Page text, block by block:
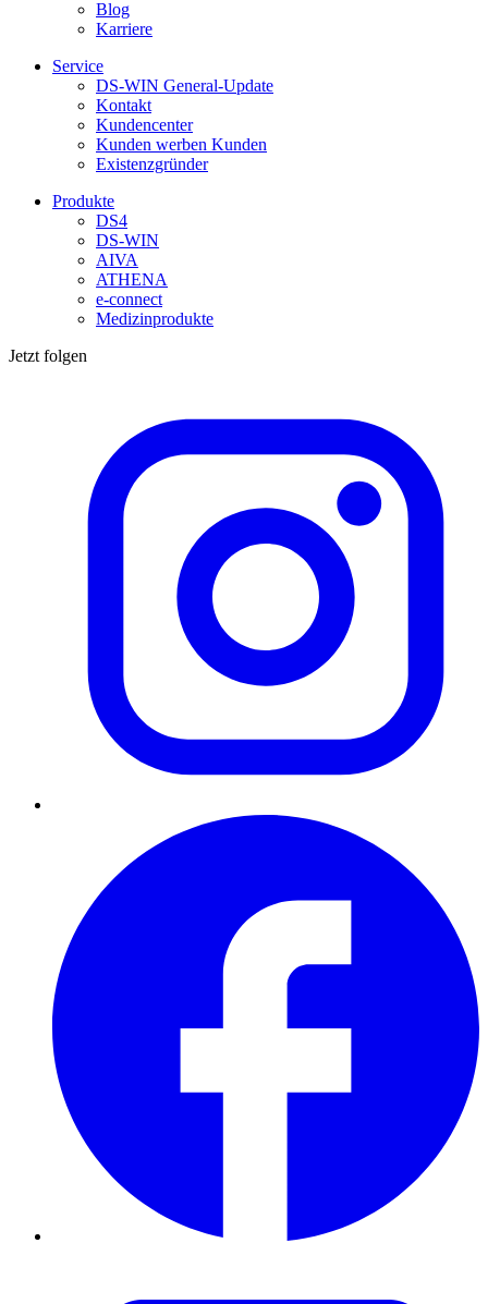
Blog
Karriere
Service
DS-WIN General-Update
Kontakt
Kundencenter
Kunden werben Kunden
Existenzgründer
Produkte
DS4
DS-WIN
AIVA
ATHENA
e-connect
Medizinprodukte
Jetzt folgen